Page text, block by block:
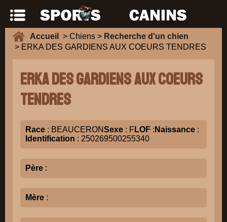
Accueil > Chiens > Recherche d'un chien
> ERKA DES GARDIENS AUX COEURS TENDRES
ERKA DES GARDIENS AUX COEURS
TENDRES
Race : BEAUCERONSexe : FLOF : Naissance :
Identification : 250269500255340
Père :
Mère :